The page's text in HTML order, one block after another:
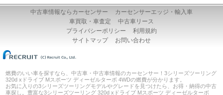
中古車情報ならカーセンサー
カーセンサーエッジ・輸入車
車買取・車査定
中古車リース
プライバシーポリシー
利用規約
サイトマップ
お問い合わせ
燃費のいい車を探すなら、中古車・中古車情報のカーセンサー！3シリーズツーリング
320d xドライブ Mスポーツ ディーゼルターボ 4WDの燃費が分かります。
お気に入りの3シリーズツーリングモデルやグレードを見つけたら、お得・納得の中古
車探し。豊富な3シリーズツーリング 320d xドライブ Mスポーツ ディーゼルターボ